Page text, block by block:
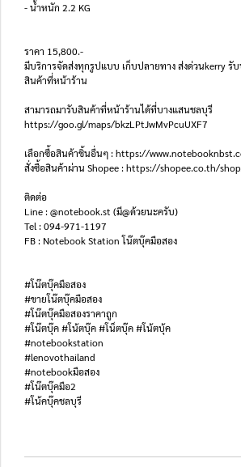
- น้ำหนัก 2.2 KG
ราคา 15,800.-
มีบริการจัดส่งทุกรูปแบบ เก็บปลายทาง ส่งด่วนkerry รั
สินค้าที่หน้าร้าน
สามารถมารับสินค้าที่หน้าร้านได้ที่บางแสนชลบุรี
https://goo.gl/maps/bkzLPtJwMvPcuUXF7
เลือกซื้อสินค้าชิ้นอื่นๆ : https://
สั่งซื้อสินค้าผ่าน Shopee : https://shopee.co.th/
ติดต่อ
Line : @notebook.st (มี@ด้วยนะครับ)
Tel : 094-971-1197
FB : Notebook Station โน๊ตบุ๊คมือสอง
#โน๊ตบุ๊คมือสอง
#ขายโน๊ตบุ๊คมือสอง
#โน๊ตบุ๊คมือสองราคาถูก
#โน๊ตบุ๊ค #โน้ตบุ๊ค #โน็ตบุ๊ค #โน้ตบุ้ค
#notebookstation
#lenovothailand
#notebookมือสอง
#โน๊ตบุ๊คมือ2
#โน้คบุ๊คชลบุรี